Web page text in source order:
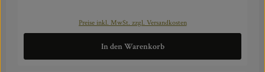
Preise inkl. MwSt. zzgl. Versandkosten
In den Warenkorb